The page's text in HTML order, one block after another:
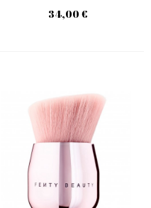
34,00 €